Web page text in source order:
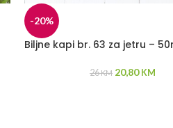
-20%
Biljne kapi br. 63 za jetru –
26KM 20,80 KM